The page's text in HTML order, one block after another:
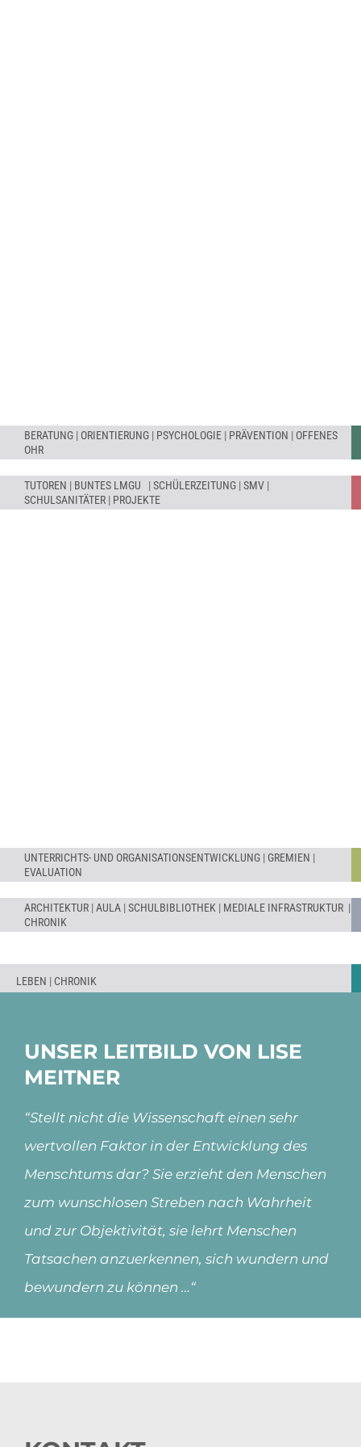
BERATUNG | ORIENTIERUNG | PSYCHOLOGIE | PRÄVENTION | OFFENES
OHR
TUTOREN | BUNTES LMGU |SCHÜLERZEITUNG |SMV |
SCHULSANITÄTER | PROJEKTE
UNTERRICHTS- UND ORGANISATIONSENTWICKLUNG | GREMIEN |
EVALUATION
ARCHITEKTUR |AULA |SCHULBIBLIOTHEK | MEDIALE INFRASTRUKTUR |
CHRONIK
LEBEN | CHRONIK
UNSER LEITBILD VON LISE
MEITNER
“Stellt nicht die Wissenschaft einen sehr
wertvollen Faktor in der Entwicklung des
Menschtums dar? Sie erzieht den Menschen
zum wunschlosen Streben nach Wahrheit
und zur Objektivität, sie lehrt Menschen
Tatsachen anzuerkennen, sich wundern und
bewundern zu können …“